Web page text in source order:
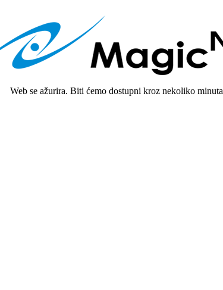
Web se ažurira. Biti ćemo dostupni kroz nekoliko minuta